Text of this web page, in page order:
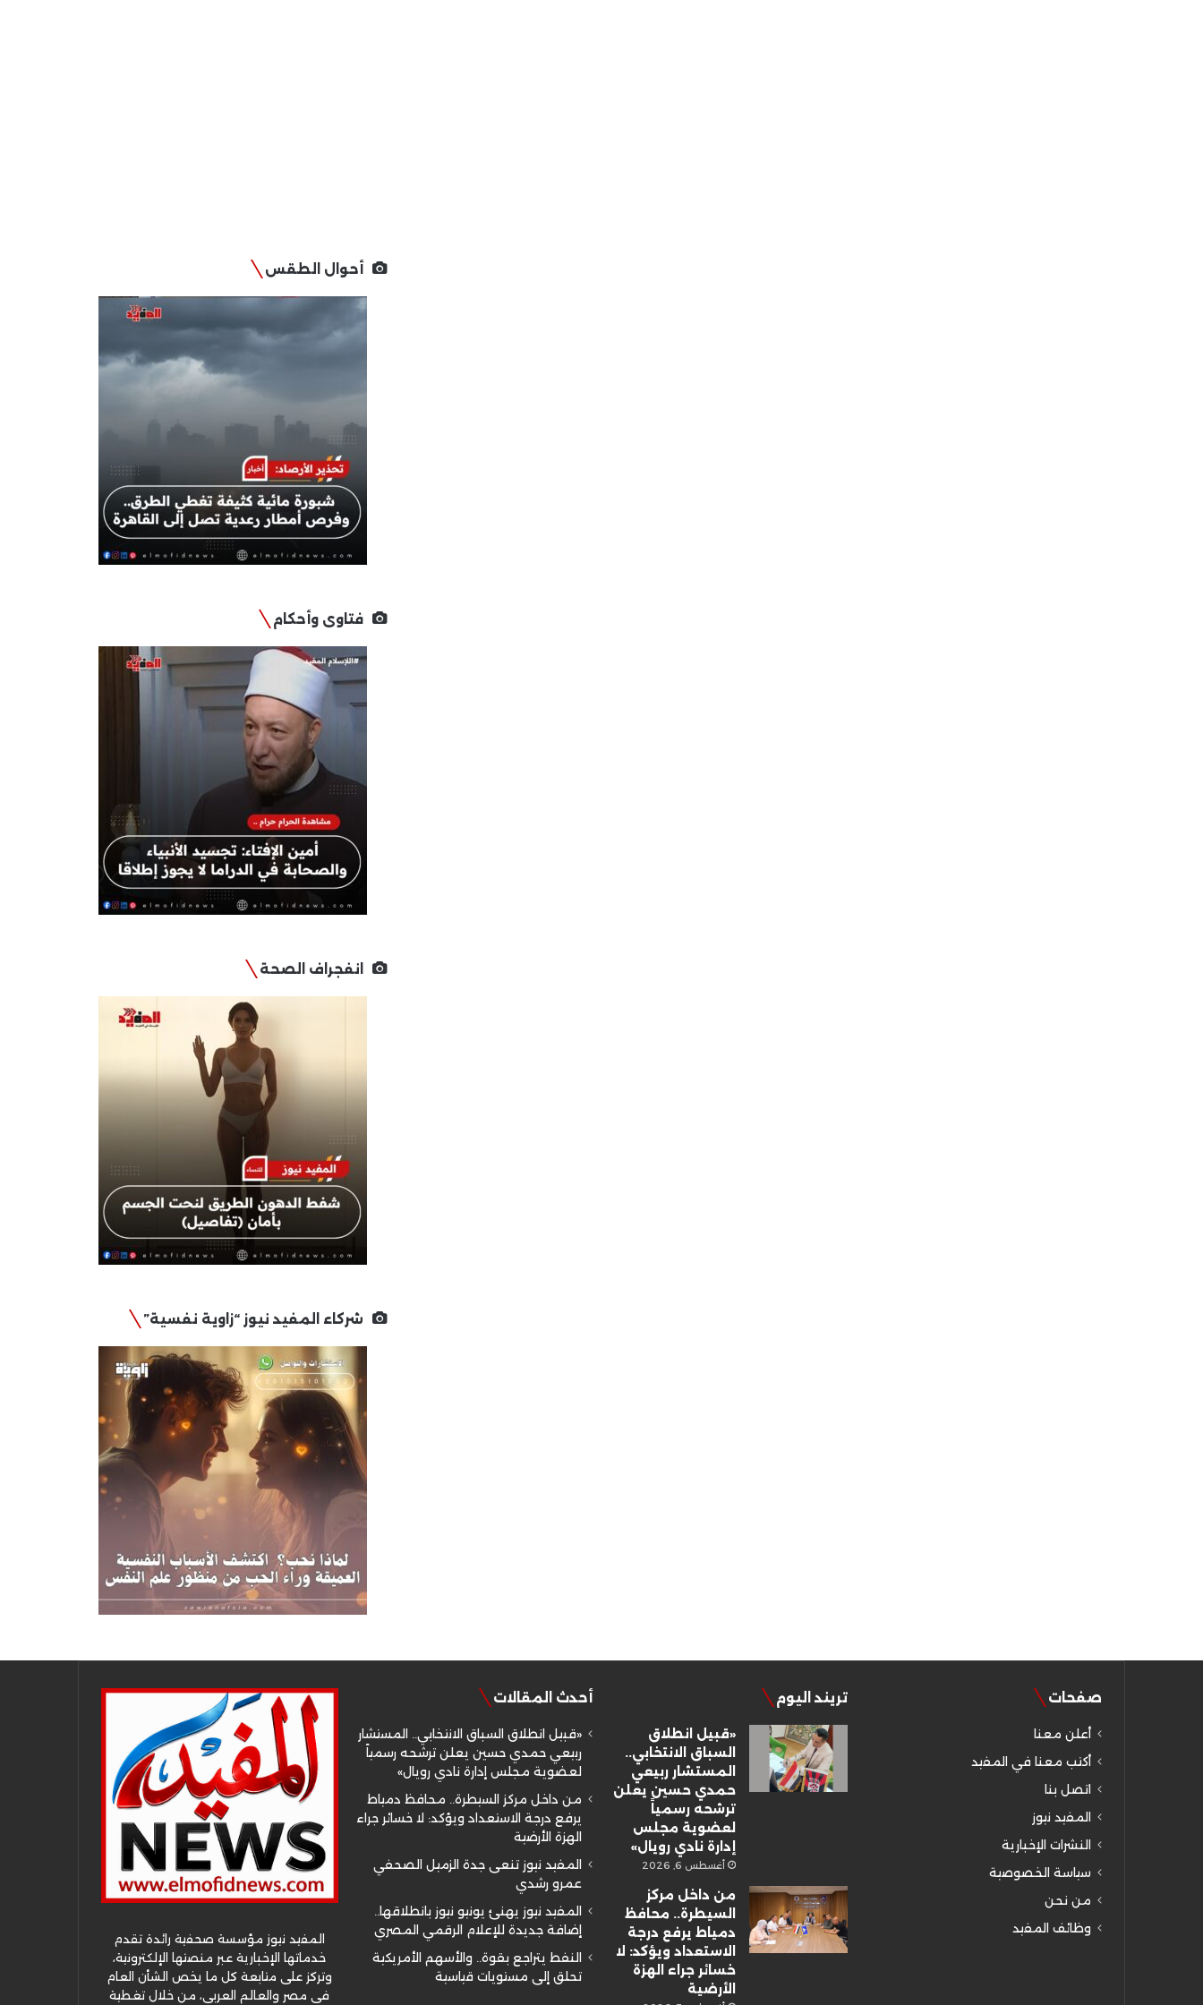
أحوال الطقس
فتاوى وأحكام
انفجراف الصحة
شركاء المفيد نيوز “زاوية نفسية”
صفحات
أعلن معنا
أكتب معنا في المفيد
اتصل بنا
المفيد نيوز
النشرات الإخبارية
سياسة الخصوصية
من نحن
وظائف المفيد
تريند اليوم
«قبيل انطلاق
السباق الانتخابي..
المستشار ربيعي
حمدي حسين يعلن
ترشحه رسمياً
لعضوية مجلس
إدارة نادي رويال»
أغسطس 6, 2026
من داخل مركز
السيطرة.. محافظ
دمياط يرفع درجة
الاستعداد ويؤكد: لا
خسائر جراء الهزة
الأرضية
أحدث المقالات
«قبيل انطلاق السباق الانتخابي.. المستشار
ربيعي حمدي حسين يعلن ترشحه رسمياً
لعضوية مجلس إدارة نادي رويال»
من داخل مركز السيطرة.. محافظ دمياط
يرفع درجة الاستعداد ويؤكد: لا خسائر جراء
الهزة الأرضية
المفيد نيوز تنعى جدة الزميل الصحفي
عمرو رشدي
المفيد نيوز يهنئ يونيو نيوز بانطلاقها..
إضافة جديدة للإعلام الرقمي المصري
النفط يتراجع بقوة.. والأسهم الأمريكية
تحلق إلى مستويات قياسية
المفيد نيوز مؤسسة صحفية رائدة تقدم
خدماتها الإخبارية عبر منصتها الإلكترونية،
وتركز على متابعة كل ما يخص الشأن العام
في مصر والعالم العربي، من خلال تغطية